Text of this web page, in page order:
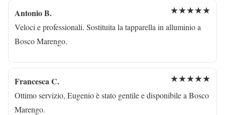
Antonio B. ★★★★★
Veloci e professionali. Sostituita la tapparella in alluminio a
Bosco Marengo.
Francesca C. ★★★★★
Ottimo servizio, Eugenio è stato gentile e disponibile a Bosco
Marengo.